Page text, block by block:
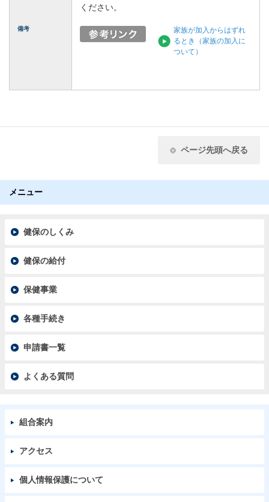
備考
ください。
家族が加入からはずれ
るとき（家族の加入に
ついて）
ページ先頭へ戻る
メニュー
健保のしくみ
健保の給付
保健事業
各種手続き
申請書一覧
よくある質問
組合案内
アクセス
個人情報保護について